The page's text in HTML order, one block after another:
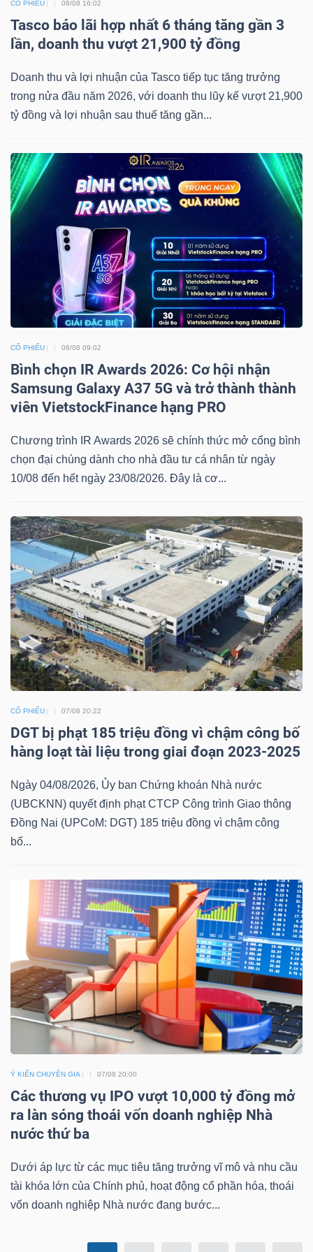
CỔ PHIẾU 08/08 16:02
Tasco báo lãi hợp nhất 6 tháng tăng gần 3
lần, doanh thu vượt 21,900 tỷ đồng
Doanh thu và lợi nhuận của Tasco tiếp tục tăng trưởng
trong nửa đầu năm 2026, với doanh thu lũy kế vượt 21,900
tỷ đồng và lợi nhuận sau thuế tăng gần...
CỔ PHIẾU 08/08 09:02
Bình chọn IR Awards 2026: Cơ hội nhận
Samsung Galaxy A37 5G và trở thành thành
viên VietstockFinance hạng PRO
Chương trình IR Awards 2026 sẽ chính thức mở cổng bình
chọn đại chúng dành cho nhà đầu tư cá nhân từ ngày
10/08 đến hết ngày 23/08/2026. Đây là cơ...
CỔ PHIẾU 07/08 20:22
DGT bị phạt 185 triệu đồng vì chậm công bố
hàng loạt tài liệu trong giai đoạn 2023-2025
Ngày 04/08/2026, Ủy ban Chứng khoán Nhà nước
(UBCKNN) quyết định phạt CTCP Công trình Giao thông
Đồng Nai (UPCoM: DGT) 185 triệu đồng vì chậm công
bố...
Ý KIẾN CHUYÊN GIA 07/08 20:00
Các thương vụ IPO vượt 10,000 tỷ đồng mở
ra làn sóng thoái vốn doanh nghiệp Nhà
nước thứ ba
Dưới áp lực từ các mục tiêu tăng trưởng vĩ mô và nhu cầu
tài khóa lớn của Chính phủ, hoạt động cổ phần hóa, thoái
vốn doanh nghiệp Nhà nước đang bước...
YẾU
TIÊU
DÙNG
CHĂM
KHỎE
CÔNG
THÔNG
TIN
DỊCH
VỤ
TRUYỀN
THÔNG
ÍCH
BẤT
ĐỘNG
SẢN
Mã
chứng
khoán
(-)
Tất cả Cổ phiếu Chỉ số Chứng chỉ quỹ Chứng
đạo
(-)
Tin
tức